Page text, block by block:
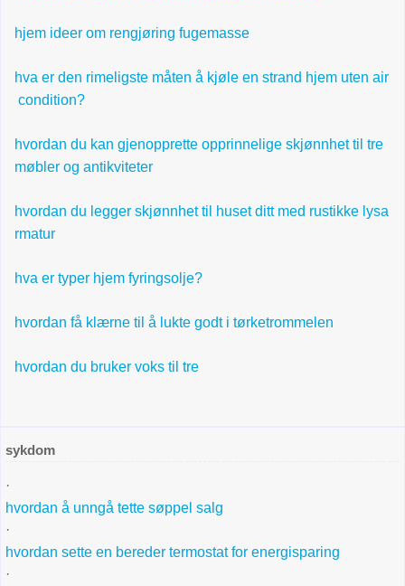
hjem ideer om rengjøring fugemasse
hva er den rimeligste måten å kjøle en strand hjem uten air
condition?
hvordan du kan gjenopprette opprinnelige skjønnhet til tre
møbler og antikviteter
hvordan du legger skjønnhet til huset ditt med rustikke lysa
rmatur
hva er typer hjem fyringsolje?
hvordan få klærne til å lukte godt i tørketrommelen
hvordan du bruker voks til tre
sykdom
·
hvordan å unngå tette søppel salg
·
hvordan sette en bereder termostat for energisparing
·